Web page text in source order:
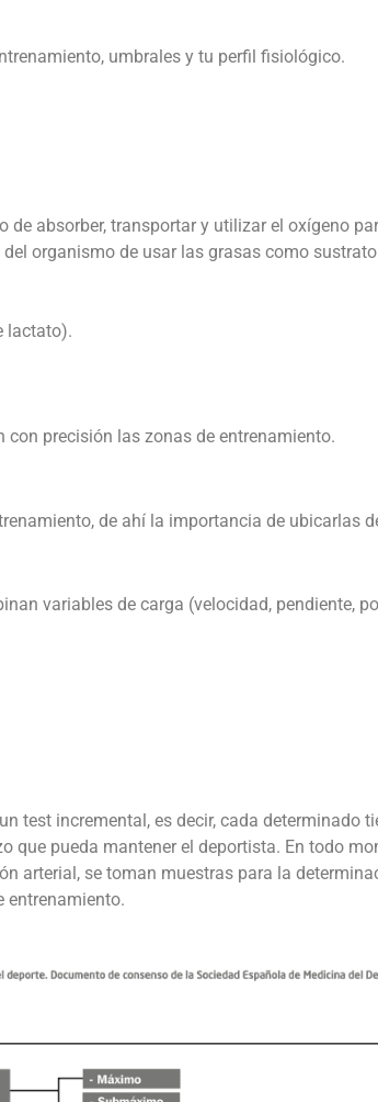
umbrales y tu perfil fisiológico.
absorber, transportar y utilizar el oxígeno
organismo de usar las grasas como
lactato).
precisión las zonas de entrenamiento.
de ahí la importancia de ubicarlas
variables de carga (velocidad, pendiente,
test incremental, es decir, cada determinado
pueda mantener el deportista. En todo
arterial, se toman muestras para la
entrenamiento.